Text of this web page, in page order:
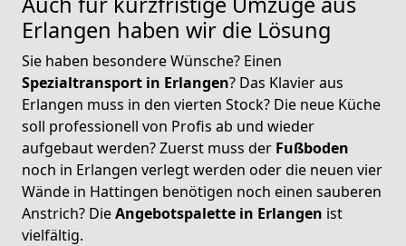
Erlangen haben wir die Lösung
Sie haben besondere Wünsche? Einen
Spezialtransport in Erlangen? Das Klavier aus
Erlangen muss in den vierten Stock? Die neue Küche
soll professionell von Profis ab und wieder
aufgebaut werden? Zuerst muss der Fußboden
noch in Erlangen verlegt werden oder die neuen vier
Wände in Hattingen benötigen noch einen sauberen
Anstrich? DieAngebotspalette in Erlangen ist
vielfältig.